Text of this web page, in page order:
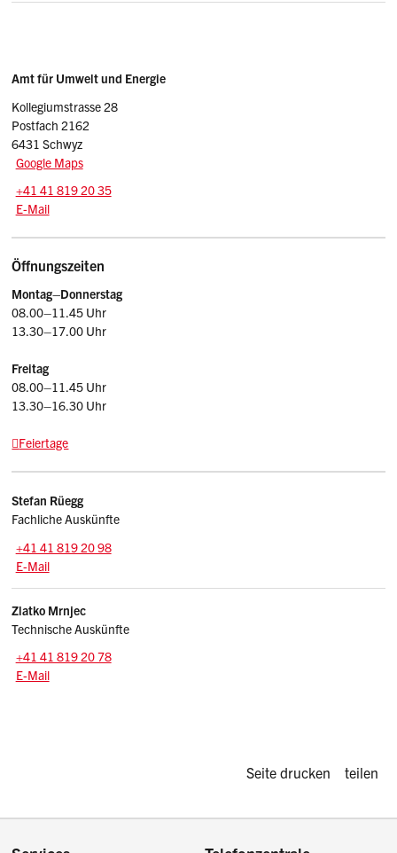
Umweltschutzgesetz (EGzUSG)
Vollzugsverordnung zum Einführungsgesetz
zum Umweltschutzgesetz (VVzUSG)
Verordnung über Belastungen des Bodens
(VBBo)
Sidebar
Adresse
Amt für Umwelt und Energie
Kollegiumstrasse 28
Postfach 2162
6431 Schwyz
Google Maps
Tel.:
+41 41 819 20 35
E-Mail: afu
E-Mail
Öffnungszeiten
Montag–Donnerstag
08.00–11.45 Uhr
13.30–17.00 Uhr
Freitag
08.00–11.45 Uhr
13.30–16.30 Uhr
Feiertage
Stefan Rüegg
Fachliche Auskünfte
Zentrale:
+41 41 819 20 98
E-Mail: stefan.rueegg
E-Mail
Zlatko Mrnjec
Technische Auskünfte
Zentrale:
+41 41 819 20 78
E-Mail: zlatko.mrnjec
E-Mail
Diese Seite
Seite drucken teilen